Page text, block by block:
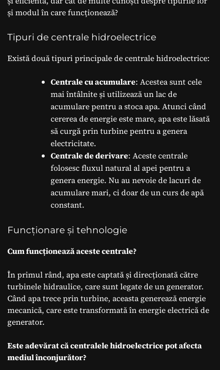
și modul în care funcționează?
Tipuri de centrale hidroelectrice
Există două tipuri principale de centrale hidroelectrice:
Centrale cu acumulare: Acestea sunt cele
mai întâlnite și utilizează un lac de
acumulare pentru a stoca apa. Atunci când
cererea de energie este mare, apa este lăsată
să curgă prin turbine pentru a genera
electricitate.
Centrale de derivare: Aceste centrale
folosesc fluxul natural al apei pentru a
genera energie. Nu au nevoie de lacuri de
acumulare mari, ci doar de un curs de apă
constant.
Funcționare și tehnologie
Cum funcționează aceste centrale?
În primul rând, apa este captată și direcționată către
turbinele hidraulice, care sunt legate de un generator.
Când apa trece prin turbine, aceasta generează energie
mecanică, care este transformată în energie electrică de
generator.
Este adevărat că centralele hidroelectrice pot afecta
mediul înconjurător?